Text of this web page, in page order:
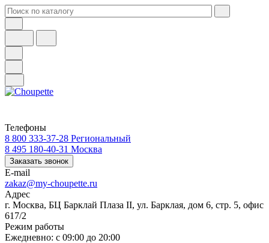
Телефоны
8 800 333-37-28 Региональный
8 495 180-40-31 Москва
Заказать звонок
E-mail
zakaz@my-choupette.ru
Адрес
г. Москва, БЦ Барклай Плаза II, ул. Барклая, дом 6, стр. 5, офис
617/2
Режим работы
Ежедневно: с 09:00 до 20:00